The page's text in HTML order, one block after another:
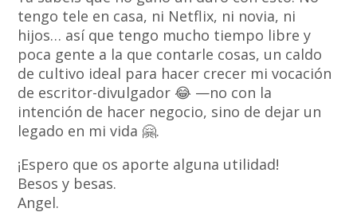
tengo tele en casa, ni Netflix, ni novia, ni
hijos… así que tengo mucho tiempo libre y
poca gente a la que contarle cosas, un caldo
de cultivo ideal para hacer crecer mi vocación
de escritor-divulgador 😂 —no con la
intención de hacer negocio, sino de dejar un
legado en mi vida 🤗.
¡Espero que os aporte alguna utilidad!
Besos y besas.
Angel.